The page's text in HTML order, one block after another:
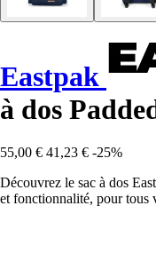
Eastpak
à dos
55,00 € 41,23 € -25%
Découvrez le sac à dos
et fonctionnalité, pour tous